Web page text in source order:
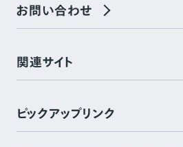
お問い合わせ
関連サイト
ピックアップリンク